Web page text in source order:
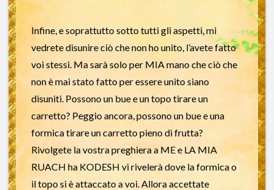
Infine, e soprattutto sotto tutti gli aspetti, mi
vedrete disunire ciò che non ho unito, l’avete fatto
voi stessi. Ma sarà solo per MIA mano che ciò che
non è mai stato fatto per essere unito siano
disuniti. Possono un bue e un topo tirare un
carretto? Peggio ancora, possono un bue e una
formica tirare un carretto pieno di frutta?
Rivolgete la vostra preghiera a ME e LA MIA
RUACH ha KODESH vi rivelerà dove la formica o
il topo si è attaccato a voi. Allora accettate